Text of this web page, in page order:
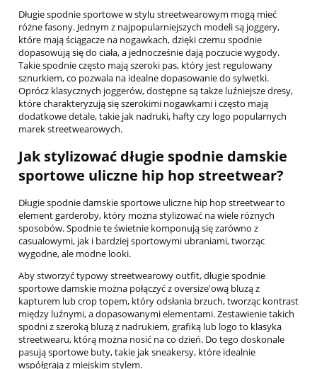
Długie spodnie sportowe w stylu streetwearowym mogą mieć
różne fasony. Jednym z najpopularniejszych modeli są joggery,
które mają ściągacze na nogawkach, dzięki czemu spodnie
dopasowują się do ciała, a jednocześnie dają poczucie wygody.
Takie spodnie często mają szeroki pas, który jest regulowany
sznurkiem, co pozwala na idealne dopasowanie do sylwetki.
Oprócz klasycznych joggerów, dostępne są także luźniejsze dresy,
które charakteryzują się szerokimi nogawkami i często mają
dodatkowe detale, takie jak nadruki, hafty czy logo popularnych
marek streetwearowych.
Jak stylizować długie spodnie damskie
sportowe uliczne hip hop streetwear?
Długie spodnie damskie sportowe uliczne hip hop streetwear to
element garderoby, który można stylizować na wiele różnych
sposobów. Spodnie te świetnie komponują się zarówno z
casualowymi, jak i bardziej sportowymi ubraniami, tworząc
wygodne, ale modne looki.
Aby stworzyć typowy streetwearowy outfit, długie spodnie
sportowe damskie można połączyć z oversize'ową bluzą z
kapturem lub crop topem, który odsłania brzuch, tworząc kontrast
między luźnymi, a dopasowanymi elementami. Zestawienie takich
spodni z szeroką bluzą z nadrukiem, grafiką lub logo to klasyka
streetwearu, którą można nosić na co dzień. Do tego doskonale
pasują sportowe buty, takie jak sneakersy, które idealnie
współgrają z miejskim stylem.